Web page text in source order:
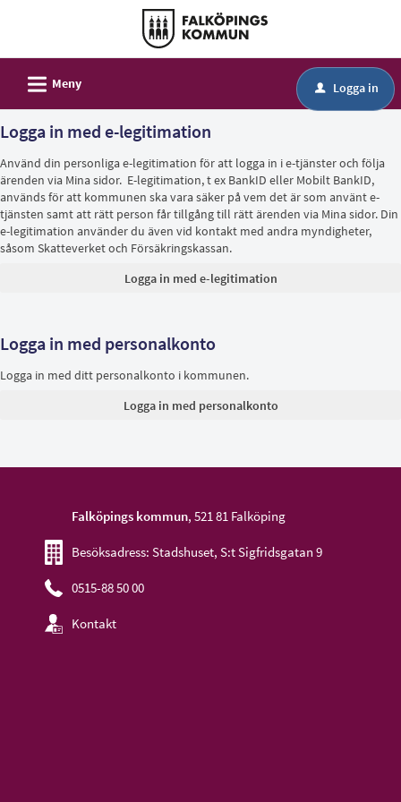
självservice
Falköping
kommun
L Meny u Logga in
Logga in med e-legitimation
Använd din personliga e-legitimation för att logga in i e-tjänster och följa
ärenden via Mina sidor. E-legitimation, t ex BankID eller Mobilt BankID,
används för att kommunen ska vara säker på vem det är som använt e-
tjänsten samt att rätt person får tillgång till rätt ärenden via Mina sidor. Din
e-legitimation använder du även vid kontakt med andra myndigheter,
såsom Skatteverket och Försäkringskassan.
Logga in med personalkonto
Logga in med ditt personalkonto i kommunen.
Falköpings kommun, 521 81 Falköping
Besöksadress: Stadshuset, S:t Sigfridsgatan 9
0515-88 50 00
Kontakt